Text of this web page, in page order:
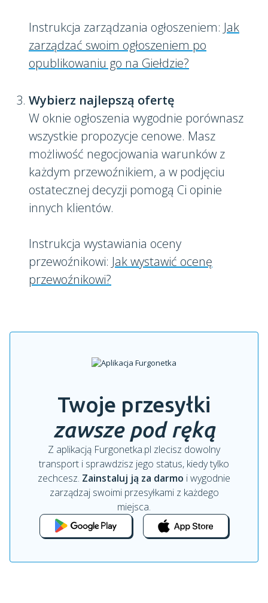
Instrukcja zarządzania ogłoszeniem: Jak
zarządzać swoim ogłoszeniem po
opublikowaniu go na Giełdzie?
Wybierz najlepszą ofertę
W oknie ogłoszenia wygodnie porównasz
wszystkie propozycje cenowe. Masz
możliwość negocjowania warunków z
każdym przewoźnikiem, a w podjęciu
ostatecznej decyzji pomogą Ci opinie
innych klientów.
Instrukcja wystawiania oceny
przewoźnikowi: Jak wystawić ocenę
przewoźnikowi?
Twoje przesyłki
zawsze pod ręką
Z aplikacją Furgonetka.pl zlecisz dowolny
transport i sprawdzisz jego status, kiedy tylko
zechcesz. Zainstaluj ją za darmo i wygodnie
zarządzaj swoimi przesyłkami z każdego
miejsca.